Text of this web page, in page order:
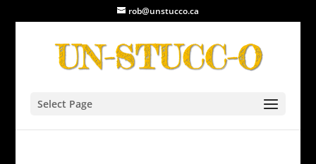
rob@unstucco.ca
Select Page